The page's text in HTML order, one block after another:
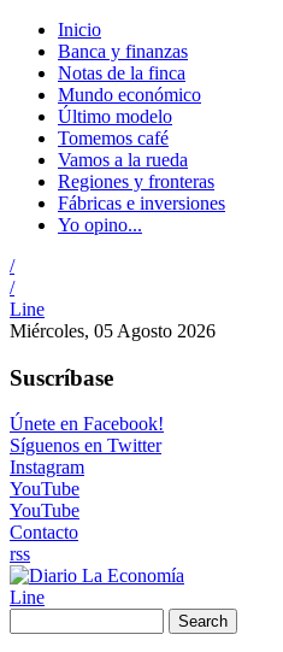
Inicio
Banca y finanzas
Notas de la finca
Mundo económico
Último modelo
Tomemos café
Vamos a la rueda
Regiones y fronteras
Fábricas e inversiones
Yo opino...
/
/
Line
Miércoles, 05 Agosto 2026
Suscríbase
Únete en Facebook!
Síguenos en Twitter
Instagram
YouTube
YouTube
Contacto
rss
Line
Search